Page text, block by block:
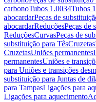
carbonoTubos 1.0034Tubos
abocardarPeças de
abocardarReduçõesPeças de
ReduçõesCurvasPeças de
substituição para TêsCruzetas
CruzetasUniões permanentes
permanentesUniões e
para Uniões e transições
substituição para Juntas de
para TampasLigações para
Ligações para aquecimento